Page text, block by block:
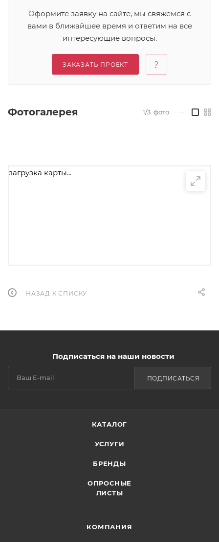
Оформите заявку на сайте, мы свяжемся с
вами в ближайшее время и ответим на все
интересующие вопросы.
ЗАКАЗАТЬ ПРОЕКТ
Фотогалерея 1/3 фото
загрузка карты...
НАЗАД К СПИСКУ
Подписаться на наши новости
ПОДПИСАТЬСЯ
КАТАЛОГ
УСЛУГИ
БРЕНДЫ
ОПРОСНЫЕ
ЛИСТЫ
КОМПАНИЯ